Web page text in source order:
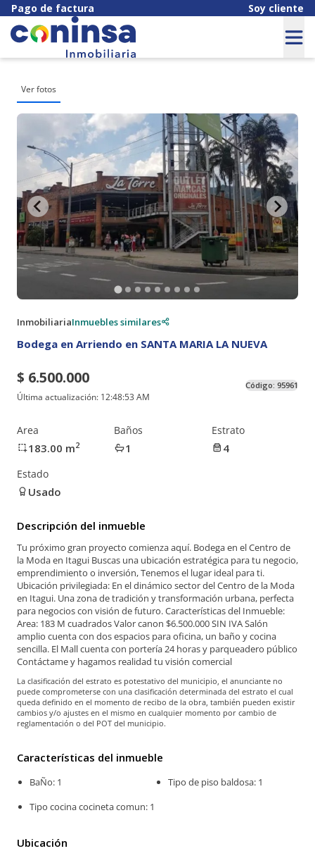
Pago de factura Soy cliente
Ver fotos
InmobiliariaInmuebles similares
Bodega en Arriendo en SANTA MARIA LA NUEVA
$ 6.500.000
Última actualización: 12:48:53 AM
Código: 95961
Area
183.00 m2
Baños
1
Estrato
4
Estado
Usado
Descripción del inmueble
Tu próximo gran proyecto comienza aquí. Bodega en el Centro de
la Moda en Itagui Buscas una ubicación estratégica para tu negocio,
emprendimiento o inversión, Tenemos el lugar ideal para ti.
Ubicación privilegiada: En el dinámico sector del Centro de la Moda
en Itagui. Una zona de tradición y transformación urbana, perfecta
para negocios con visión de futuro. Características del Inmueble:
Area: 183 M cuadrados Valor canon $6.500.000 SIN IVA Salón
amplio cuenta con dos espacios para oficina, un baño y cocina
sencilla. El Mall cuenta con portería 24 horas y parqueadero público
Contáctame y hagamos realidad tu visión comercial
La clasificación del estrato es potestativo del municipio, el anunciante no
puede comprometerse con una clasificación determinada del estrato el cual
queda definido en el momento de recibo de la obra, también pueden existir
cambios y/o ajustes en el mismo en cualquier momento por cambio de
reglamentación o del POT del municipio.
Características del inmueble
BaÑo: 1
Tipo cocina cocineta comun: 1
Tipo de piso baldosa: 1
Ubicación